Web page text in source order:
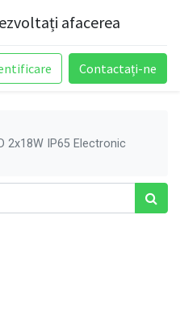
afacerea
Contactați-ne
2x18W IP65 Electronic